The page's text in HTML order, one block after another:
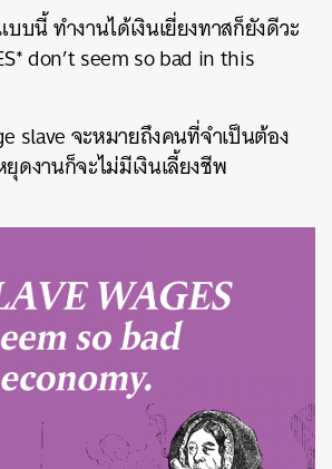
บนี้ ทำงานได้เงินเยี่ยงทาสก็ยังดีวะ
don’t seem so bad in this
slave จะหมายถึงคนที่จำเป็นต้อง
ดงานก็จะไม่มีเงินเลี้ยงชีพ